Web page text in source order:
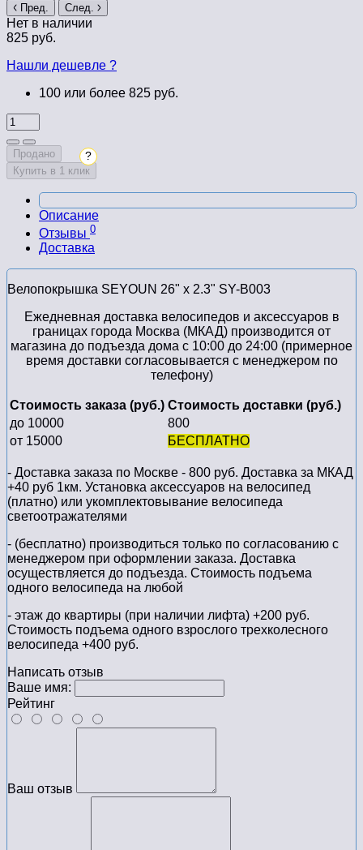
Пред. След.
Нет в наличии
825 руб.
Нашли дешевле ?
100 или более 825 руб.
Продано
Купить в 1 клик
?
Описание
Отзывы 0
Доставка
Велопокрышка SEYOUN 26" x 2.3" SY-B003
Ежедневная доставка велосипедов и аксессуаров в
границах города Москва (МКАД) производится от
магазина до подъезда дома с 10:00 до 24:00 (примерное
время доставки согласовывается с менеджером по
телефону)
Стоимость заказа (руб.) Стоимость доставки (руб.)
до 10000
800
от 15000
БЕСПЛАТНО
- Доставка заказа по Москве - 800 руб. Доставка за МКАД
+40 руб 1км. Установка аксессуаров на велосипед
(платно) или укомплектовывание велосипеда
светоотражателями
- (бесплатно) производиться только по cогласованию с
менеджером при оформлении заказа. Доставка
осуществляется до подъезда. Стоимость подъема
одного велосипеда на любой
- этаж до квартиры (при наличии лифта) +200 руб.
Стоимость подъема одного взрослого трехколесного
велосипеда +400 руб.
Написать отзыв
Ваше имя:
Рейтинг
Ваш отзыв